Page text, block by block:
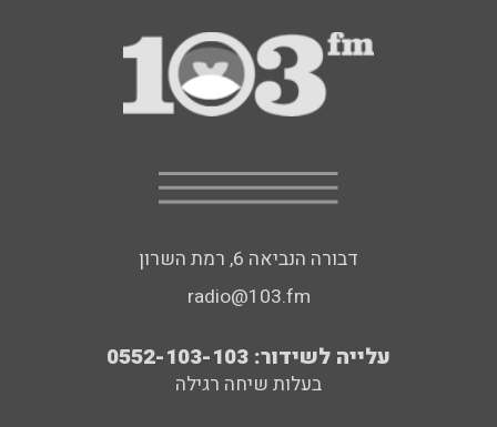
דבורה הנביאה 6, רמת השרון
radio@103.fm
עלייה לשידור: 0552-103-103
בעלות שיחה רגילה